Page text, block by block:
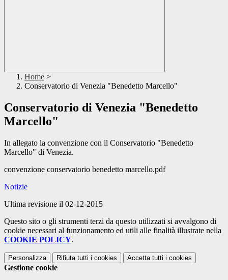
Home >
Conservatorio di Venezia "Benedetto Marcello"
Conservatorio di Venezia "Benedetto
Marcello"
In allegato la convenzione con il Conservatorio "Benedetto
Marcello" di Venezia.
convenzione conservatorio benedetto marcello.pdf
Notizie
Ultima revisione il 02-12-2015
Questo sito o gli strumenti terzi da questo utilizzati si avvalgono di
cookie necessari al funzionamento ed utili alle finalità illustrate nella
COOKIE POLICY.
Personalizza Rifiuta tutti i cookies Accetta tutti i cookies
Gestione cookie